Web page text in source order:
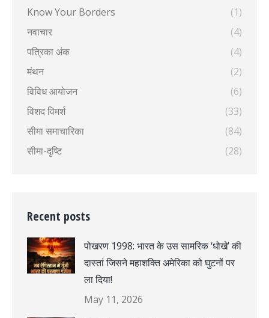
Know Your Borders
(1)
नवाचार
(4)
पत्रिका अंक
(4)
मंथन
(2)
विविध आयोजन
(6)
विशद विमर्श
(33)
सीमा समाचारिका
(84)
सीमा-दृष्टि
(28)
Recent posts
पोखरण 1998: भारत के उस सामरिक ‘धोखे’ की
दास्तां जिसने महाशक्ति अमेरिका को घुटनों पर
ला दिया!
May 11, 2026